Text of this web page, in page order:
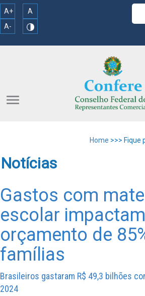
A+
A
A-
menu
Home >>> Fique
Notícias
Gastos com
escolar impactam
orçamento de
famílias
Brasileiros gastaram R$ 49,3 bilhões
2024